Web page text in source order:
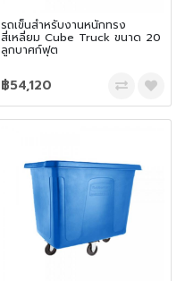
รถเข็นสำหรับงานหนักทรง
สี่เหลี่ยม Cube Truck ขนาด 20
ลูกบาศก์ฟุต
฿54,120